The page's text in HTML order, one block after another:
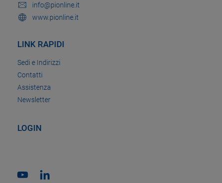
info@pionline.it
www.pionline.it
LINK RAPIDI
Sedi e Indirizzi
Contatti
Assistenza
Newsletter
LOGIN